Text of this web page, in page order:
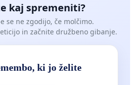
kaj spremeniti?
se ne zgodijo, če molčimo.
in začnite družbeno gibanje.
ki jo želite